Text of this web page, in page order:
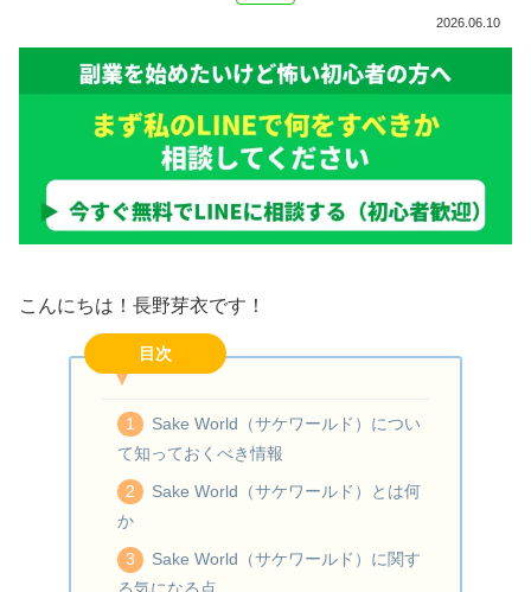
2026.06.10
こんにちは！長野芽衣です！
目次
Sake World（サケワールド）につい
て知っておくべき情報
Sake World（サケワールド）とは何
か
Sake World（サケワールド）に関す